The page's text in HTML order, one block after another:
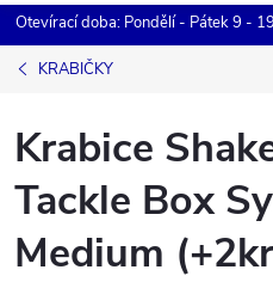
Otevírací doba: Pondělí - Pátek 9 -
KRABIČKY
Krabice
Tackle Box
Medium